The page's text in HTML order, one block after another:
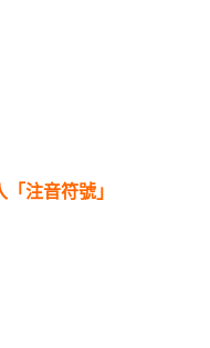
注音符號」